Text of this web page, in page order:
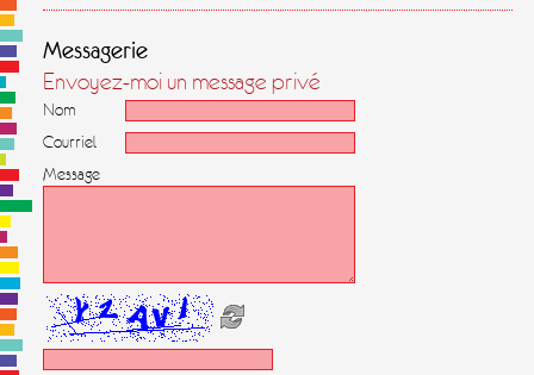
Messagerie
Envoyez-moi un message privé
Nom
Courriel
Message